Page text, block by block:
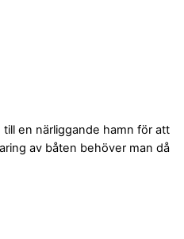
en närliggande hamn för att
av båten behöver man då